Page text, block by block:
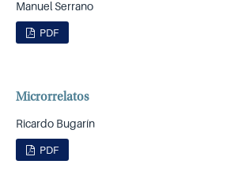
Manuel Serrano
PDF
Microrrelatos
Ricardo Bugarín
PDF